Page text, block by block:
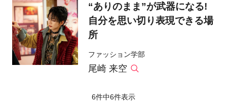
“ありのまま”が武器になる!
自分を思い切り表現できる場
所
ファッション学部
尾崎 来空
6件中6件表示